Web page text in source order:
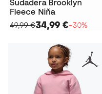
Sudadera Brooklyn
Fleece Niña
49,99 €34,99 €−30%